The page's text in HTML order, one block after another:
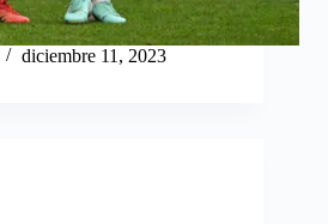
diciembre 11, 2023